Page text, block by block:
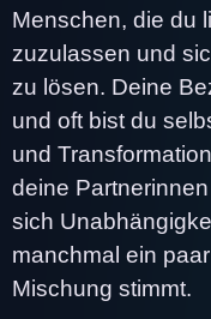
Menschen, die du
zuzulassen und
zu lösen. Deine
und oft bist du
und
deine
sich
manchmal ein
Mischung stimmt.